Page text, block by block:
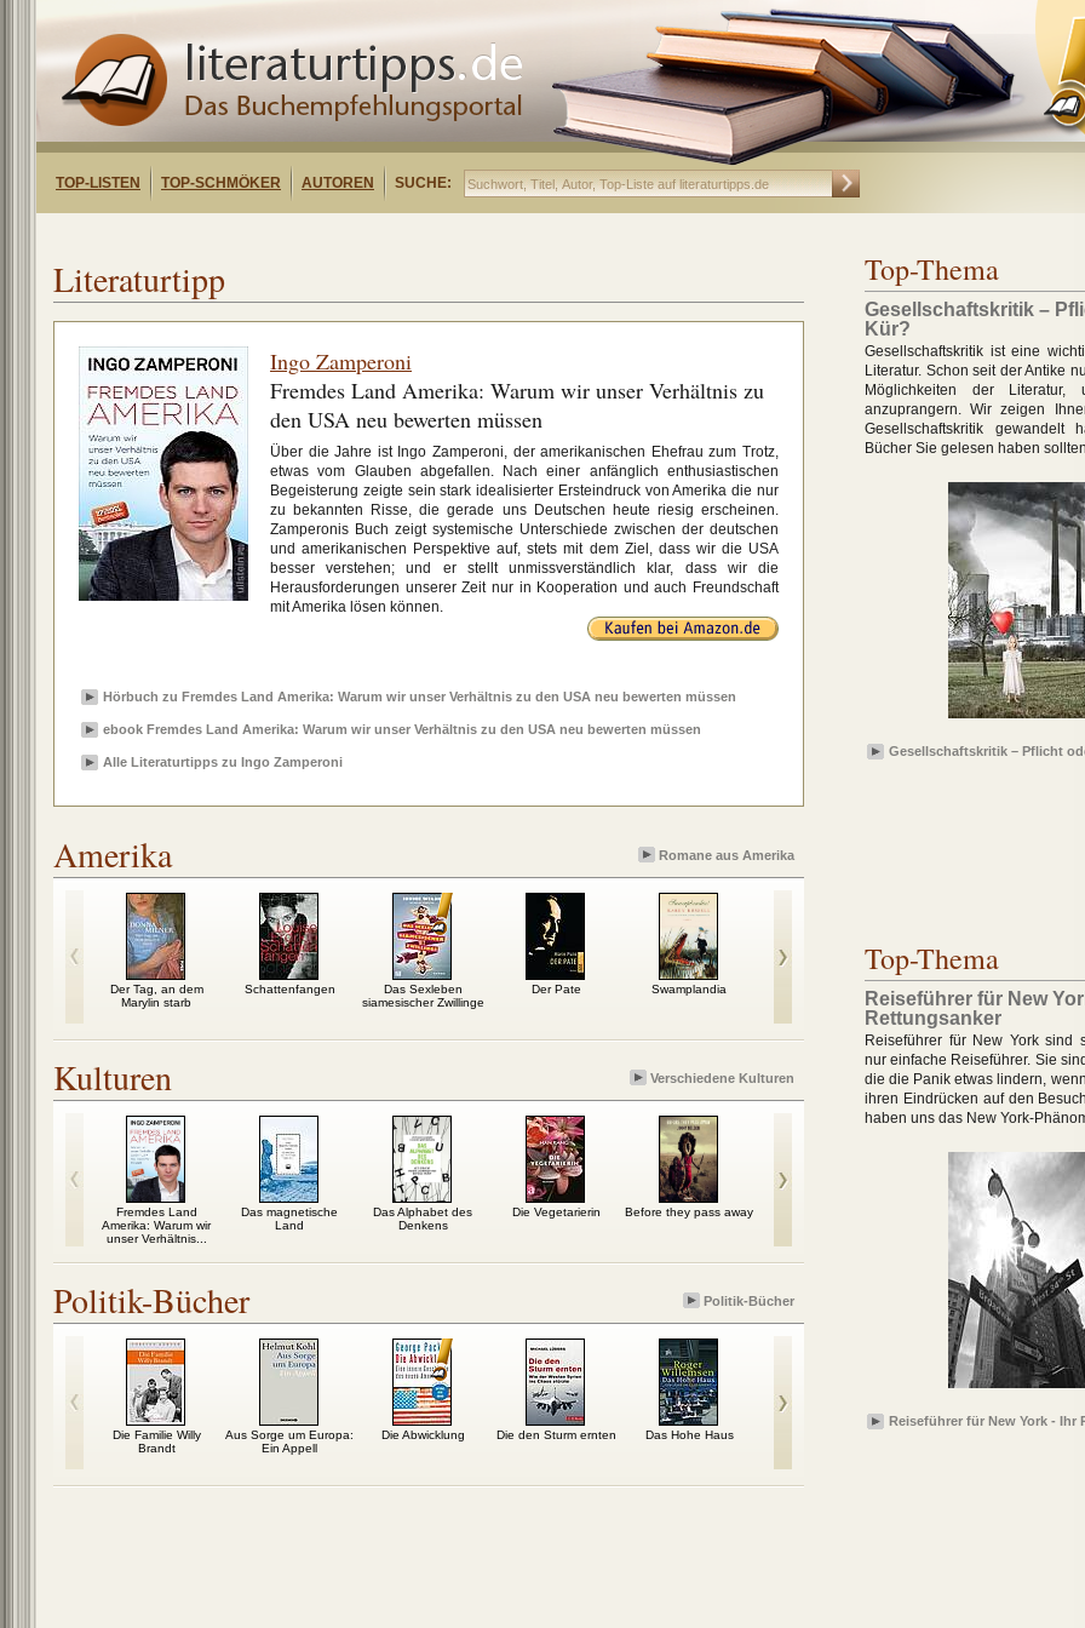
TOP-LISTEN TOP-SCHMÖKER AUTOREN SUCHE:
Literaturtipp
Ingo Zamperoni
Fremdes Land Amerika: Warum wir unser Verhältnis zu
den USA neu bewerten müssen
Über die Jahre ist Ingo Zamperoni, der amerikanischen Ehefrau zum Trotz,
etwas vom Glauben abgefallen. Nach einer anfänglich enthusiastischen
Begeisterung zeigte sein stark idealisierter Ersteindruck von Amerika die nur
zu bekannten Risse, die gerade uns Deutschen heute riesig erscheinen.
Zamperonis Buch zeigt systemische Unterschiede zwischen der deutschen
und amerikanischen Perspektive auf, stets mit dem Ziel, dass wir die USA
besser verstehen; und er stellt unmissverständlich klar, dass wir die
Herausforderungen unserer Zeit nur in Kooperation und auch Freundschaft
mit Amerika lösen können.
Hörbuch zu Fremdes Land Amerika: Warum wir unser Verhältnis zu den USA neu bewerten müssen
ebook Fremdes Land Amerika: Warum wir unser Verhältnis zu den USA neu bewerten müssen
Alle Literaturtipps zu Ingo Zamperoni
Amerika Romane aus Amerika
Der Tag, an dem
Marylin starb
Schattenfangen
Das Sexleben
siamesischer Zwillinge
Der Pate Swamplandia Cash
Kulturen Verschiedene Kulturen
Fremdes Land
Amerika: Warum wir
unser Verhältnis...
Das magnetische
Land
Das Alphabet des
Denkens
Die Vegetarierin Before they pass away
Die Zukunft des
Reisens
Politik-Bücher Politik-Bücher
Die Familie Willy
Brandt
Aus Sorge um Europa:
Ein Appell
Die Abwicklung Die den Sturm ernten Das Hohe Haus
Top-Thema
Gesellschaftskritik –
Kür?
Gesellschaftskritik ist eine
Literatur. Schon seit der Antike
Möglichkeiten der Literatur,
anzuprangern. Wir zeigen
Gesellschaftskritik gewandelt
Bücher Sie gelesen haben
Gesellschaftskritik – Pflicht
Top-Thema
Reiseführer für New
Rettungsanker
Reiseführer für New York sind
nur einfache Reiseführer. Sie
die die Panik etwas lindern,
ihren Eindrücken auf den
haben uns das New York-
Reiseführer für New York - Ihr